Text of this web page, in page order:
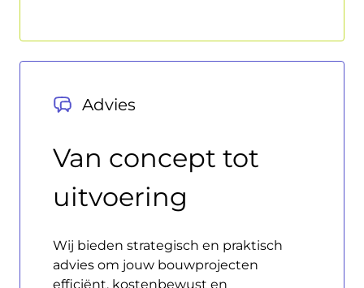
Advies
Van concept tot
uitvoering
Wij bieden strategisch en praktisch
advies om jouw bouwprojecten
efficiënt, kostenbewust en